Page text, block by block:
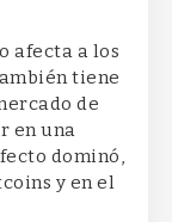
afecta a los
tiene
de
en una
dominó,
y en el